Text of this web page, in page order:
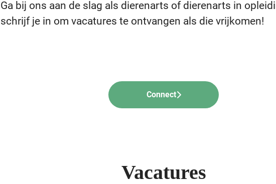
Ga bij ons aan de slag als dierenarts of dierenarts in
schrijf je in om vacatures te ontvangen als die vrijkomen!
Connect
Vacatures